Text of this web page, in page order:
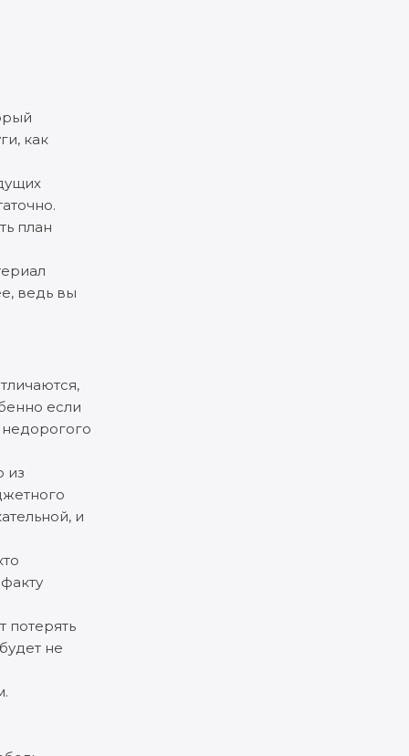
как
план
ведь вы
если
из
и
потерять
будет не